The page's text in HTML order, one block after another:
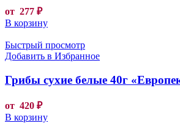
от 277 ₽
В корзину
Быстрый просмотр
Добавить в Избранное
Грибы сухие белые 40г
от 420 ₽
В корзину